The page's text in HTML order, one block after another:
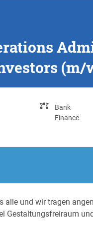
Bank
Finance
alle und wir tragen
Gestaltungsfreiraum